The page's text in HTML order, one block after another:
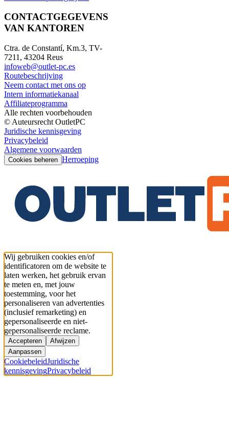
CONTACTGEGEVENS
VAN KANTOREN
Ctra. de Constantí, Km.3, TV-
7211, 43204 Reus
infoweb@outlet-pc.es
Routebeschrijving
Neem contact met ons op
Intern informatiekanaal
Affiliateprogramma
Alle rechten voorbehouden
© Auteursrecht OutletPC
Juridische kennisgeving
Privacybeleid
Algemene voorwaarden
Cookies beheren Herroeping
Wij gebruiken cookies en/of
identificatoren om de website te
laten werken, het gebruik ervan
te meten en, met jouw
toestemming, voor het
personaliseren van advertenties
(inclusief remarketing) en
gepersonaliseerde en niet-
gepersonaliseerde reclame.
Accepteren
Afwijzen
Aanpassen
CookiebeleidJuridische
kennisgevingPrivacybeleid